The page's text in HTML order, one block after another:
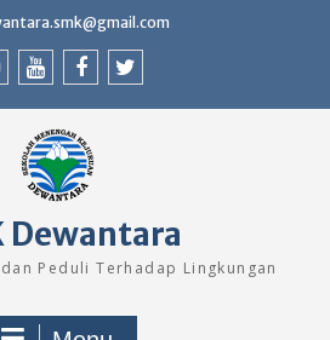
Dewantara
Peduli Terhadap Lingkungan